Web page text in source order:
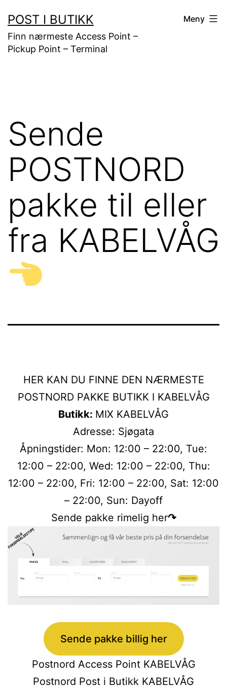
til
innhold
POST I BUTIKK
Finn nærmeste Access Point –
Pickup Point – Terminal
Meny
Sende
POSTNORD
pakke til eller
fra KABELVÅG
HER KAN DU FINNE DEN NÆRMESTE
POSTNORD PAKKE BUTIKK I KABELVÅG
Butikk: MIX KABELVÅG
Adresse: Sjøgata
Åpningstider: Mon: 12:00 – 22:00, Tue:
12:00 – 22:00, Wed: 12:00 – 22:00, Thu:
12:00 – 22:00, Fri: 12:00 – 22:00, Sat: 12:00
– 22:00, Sun: Dayoff
Sende pakke rimelig her↷
Sende pakke billig her
Postnord Access Point KABELVÅG
Postnord Post i Butikk KABELVÅG